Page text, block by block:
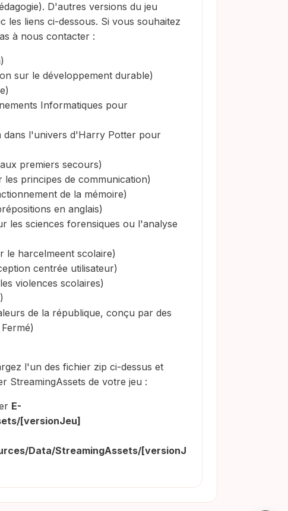
D'autres versions du jeu
les liens ci-dessous. Si vous souhaitez
à nous contacter :
sur le développement durable)
Informatiques pour
dans l'univers d'Harry Potter pour
premiers secours)
les principes de communication)
de la mémoire)
en anglais)
les sciences forensiques ou l'analyse
le harcelmeent scolaire)
centrée utilisateur)
violences scolaires)
de la république, conçu par des
l'un des fichier zip ci-dessus et
StreamingAssets de votre jeu :
E-
[versionJeu]
Data/StreamingAssets/[versionJ